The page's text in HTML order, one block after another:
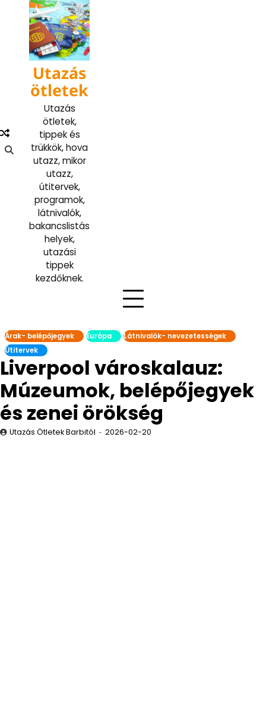
content
Utazás
ötletek
Utazás
ötletek,
tippek és
trükkök, hova
utazz, mikor
utazz,
útitervek,
programok,
látnivalók,
bakancslistás
helyek,
utazási
tippek
kezdőknek.
Árak- belépőjegyek Európa
Látnivalók- nevezetességek
Útitervek
Liverpool városkalauz:
Múzeumok, belépőjegyek
és zenei örökség
Utazás Ötletek Barbitól 2026-02-20